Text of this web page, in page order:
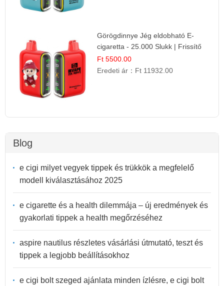
Görögdinnye Jég eldobható E-
cigaretta - 25.000 Slukk | Frissítő
Nyári Íz
Ft 5500.00
Eredeti ár： Ft 11932.00
Blog
e cigi milyet vegyek tippek és trükkök a megfelelő
modell kiválasztásához 2025
e cigarette és a health dilemmája – új eredmények és
gyakorlati tippek a health megőrzéséhez
aspire nautilus részletes vásárlási útmutató, teszt és
tippek a legjobb beállításokhoz
e cigi bolt szeged ajánlata minden ízlésre, e cigi bolt